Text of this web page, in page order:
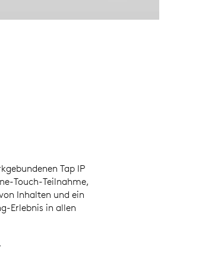
Tap IP
Touch-Teilnahme,
Inhalten und ein
Erlebnis in allen